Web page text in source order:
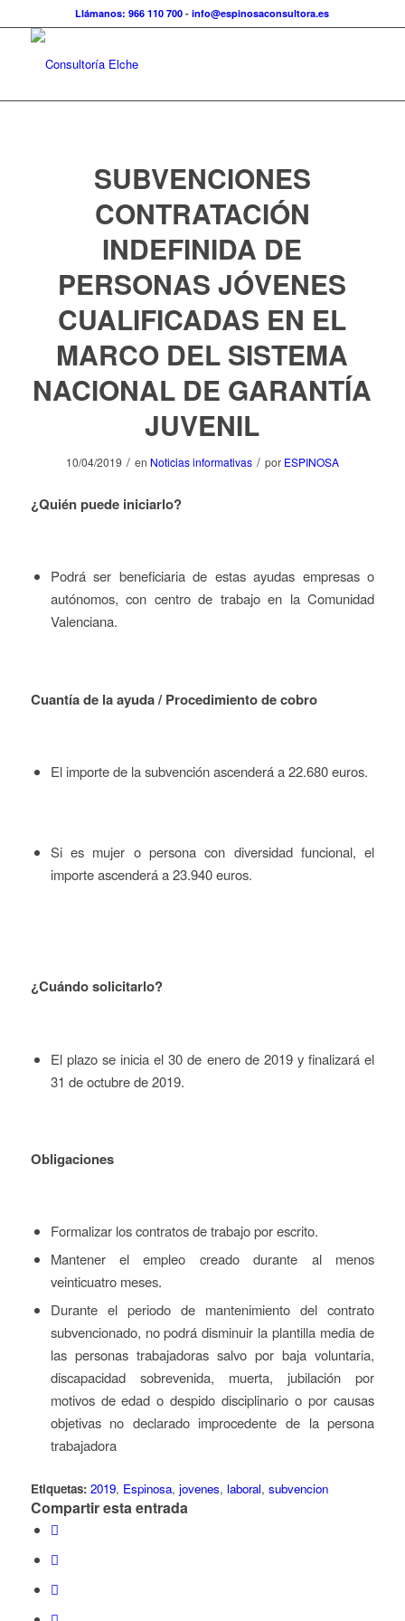
Llámanos: 966 110 700 -info@espinosaconsultora.es
SUBVENCIONES
CONTRATACIÓN
INDEFINIDA DE
PERSONAS JÓVENES
CUALIFICADAS EN EL
MARCO DEL SISTEMA
NACIONAL DE GARANTÍA
JUVENIL
10/04/2019 / en Noticias informativas / por ESPINOSA
¿Quién puede iniciarlo?
Podrá ser beneficiaria de estas ayudas empresas o
autónomos, con centro de trabajo en la Comunidad
Valenciana.
Cuantía de la ayuda / Procedimiento de cobro
El importe de la subvención ascenderá a 22.680 euros.
Si es mujer o persona con diversidad funcional, el
importe ascenderá a 23.940 euros.
¿Cuándo solicitarlo?
El plazo se inicia el 30 de enero de 2019 y finalizará el
31 de octubre de 2019.
Obligaciones
Formalizar los contratos de trabajo por escrito.
Mantener el empleo creado durante al menos
veinticuatro meses.
Durante el periodo de mantenimiento del contrato
subvencionado, no podrá disminuir la plantilla media de
las personas trabajadoras salvo por baja voluntaria,
discapacidad sobrevenida, muerta, jubilación por
motivos de edad o despido disciplinario o por causas
objetivas no declarado improcedente de la persona
trabajadora
Etiquetas: 2019, Espinosa, jovenes, laboral, subvencion
Compartir esta entrada